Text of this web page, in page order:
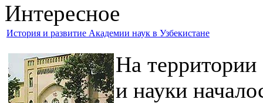
Интересное
История и развитие Академии наук в Узбекистане
На территории
и науки